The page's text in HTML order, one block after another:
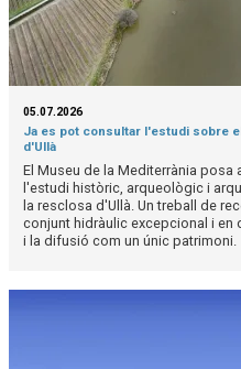
05.07.2026
Ja es pot consultar l'estudi sobre
d'Ullà
El Museu de la Mediterrània
l'estudi històric, arqueològic i
la resclosa d'Ullà. Un treball de
conjunt hidràulic excepcional i
i la difusió com un únic patrimoni.